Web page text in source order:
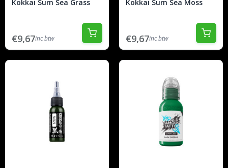
Kokkai Sum Sea Grass
€9,67inc btw
Kokkai Sum Sea Moss
€9,67inc btw